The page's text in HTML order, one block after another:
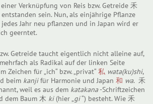
Verknüpfung von Reis bzw. Getreide 禾
sein. Nun, als einjährige Pflanze
jedes Jahr neu pflanzen und in Japan wird er
geerntet.
Getreide taucht eigentlich nicht alleine auf,
als Radikal auf der linken Seite
Zeichen für „ich“ bzw. „privat“ 私 wata(ku)shi,
beim kanjifür Harmonie und Japan 和 wa. 禾
weil es aus dem katakana-Schriftzeichen
dem Baum 木 ki(hier „gi“) besteht. Wie 禾